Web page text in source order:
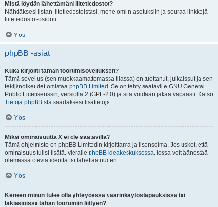
Mistä löydän lähettämäni liitetiedostot?
Nähdäksesi listan liitetiedostoistasi, mene omiin asetuksiin ja seuraa linkkejä
liitetiedostot-osioon.
Ylös
phpBB -asiat
Kuka kirjoitti tämän foorumisovelluksen?
Tämä sovellus (sen muokkaamattomassa tilassa) on tuottanut, julkaissut ja sen
tekijänoikeudet omistaa phpBB Limited . Se on tehty saataville GNU General
Public Licensenssin, versiolla 2 (GPL-2.0) ja sitä voidaan jakaa vapaasti. Katso
Tietoja phpBB:stä saadaksesi lisätietoja.
Ylös
Miksi ominaisuutta X ei ole saatavilla?
Tämä ohjelmisto on phpBB Limitedin kirjoittama ja lisensoima. Jos uskot, että
ominaisuus tulisi lisätä, vieraile phpBB ideakeskuksessa, jossa voit äänestää
olemassa olevia ideoita tai lähettää uuden.
Ylös
Keneen minun tulee olla yhteydessä väärinkäytöstapauksissa tai
lakiasioissa tähän foorumiin liittyen?